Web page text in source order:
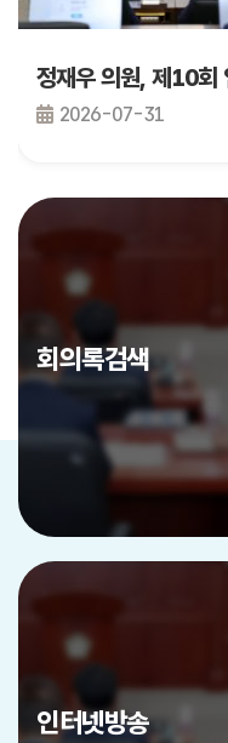
2026-07-31
회의록검색
인터넷방송